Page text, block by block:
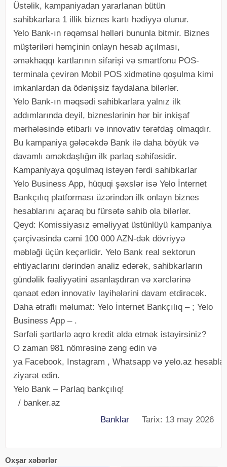
Üstəlik, kampaniyadan yararlanan bütün
sahibkarlara 1 illik biznes kartı hədiyyə olunur.
Yelo Bank-ın rəqəmsal həlləri bununla bitmir. Biznes
müştəriləri həmçinin onlayn hesab açılması,
əməkhaqqı kartlarının sifarişi və smartfonu POS-
terminala çevirən Mobil POS xidmətinə qoşulma kimi
imkanlardan da ödənişsiz faydalana bilərlər.
Yelo Bank-ın məqsədi sahibkarlara yalnız ilk
addımlarında deyil, bizneslərinin hər bir inkişaf
mərhələsində etibarlı və innovativ tərəfdaş olmaqdır.
Bu kampaniya gələcəkdə Bank ilə daha böyük və
davamlı əməkdaşlığın ilk parlaq səhifəsidir.
Kampaniyaya qoşulmaq istəyən fərdi sahibkarlar
Yelo Business App, hüquqi şəxslər isə Yelo İnternet
Bankçılıq platforması üzərindən ilk onlayn biznes
hesablarını açaraq bu fürsətə sahib ola bilərlər.
Qeyd: Komissiyasız əməliyyat üstünlüyü kampaniya
çərçivəsində cəmi 100 000 AZN-dək dövriyyə
məbləği üçün keçərlidir. Yelo Bank real sektorun
ehtiyaclarını dərindən analiz edərək, sahibkarların
gündəlik fəaliyyətini asanlaşdıran və xərclərinə
qənaət edən innovativ layihələrini davam etdirəcək.
Daha ətraflı məlumat: Yelo İnternet Bankçılıq – ; Yelo
Business App – .
Sərfəli şərtlərlə aqro kredit əldə etmək istəyirsiniz?
O zaman 981 nömrəsinə zəng edin və
ya Facebook, Instagram , Whatsapp və yelo.az
ziyarət edin.
Yelo Bank – Parlaq bankçılıq!
/ banker.az
Banklar Tarix: 13 may 2026
Oxşar xəbərlər